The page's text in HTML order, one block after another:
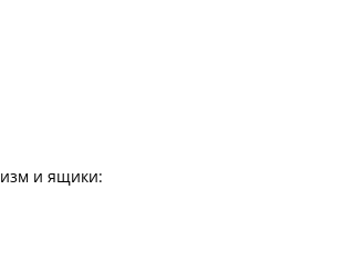
и ящики: